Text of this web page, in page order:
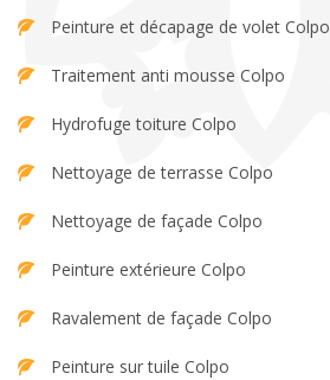
Peinture et décapage de volet Colpo
Traitement anti mousse Colpo
Hydrofuge toiture Colpo
Nettoyage de terrasse Colpo
Nettoyage de façade Colpo
Peinture extérieure Colpo
Ravalement de façade Colpo
Peinture sur tuile Colpo